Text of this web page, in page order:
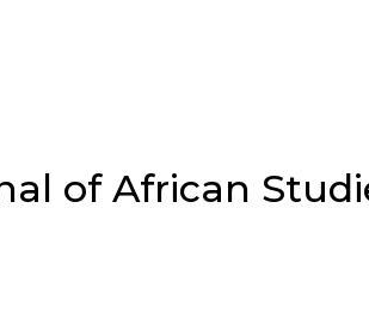
of African